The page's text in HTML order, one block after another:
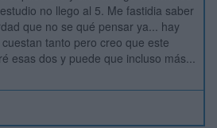
no llego al 5. Me fastidia saber
que no se qué pensar ya... hay
tanto pero creo que este
esas dos y puede que incluso más...